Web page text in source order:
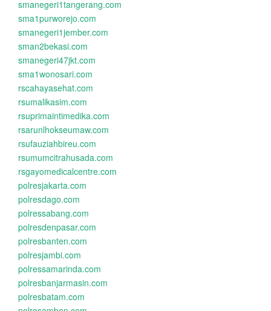
smanegeri1tangerang.com
sma1purworejo.com
smanegeri1jember.com
sman2bekasi.com
smanegeri47jkt.com
sma1wonosari.com
rscahayasehat.com
rsumalikasim.com
rsuprimaintimedika.com
rsarunlhokseumaw.com
rsufauziahbireu.com
rsumumcitrahusada.com
rsgayomedicalcentre.com
polresjakarta.com
polresdago.com
polressabang.com
polresdenpasar.com
polresbanten.com
polresjambi.com
polressamarinda.com
polresbanjarmasin.com
polresbatam.com